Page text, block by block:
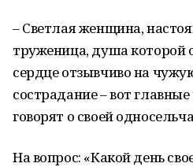
– Светлая женщина,
труженица, душа которой
сердце отзывчиво на
сострадание – вот
говорят о своей
На вопрос: «Какой день